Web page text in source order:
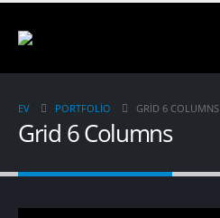
EV PORTFOLIO GRID 6 COLUMNS
Grid 6 Columns